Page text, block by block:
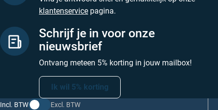
klantenservice pagina.
Schrijf je in voor onze
nieuwsbrief
Ontvang meteen 5% korting in jouw mailbox!
Ik wil 5% korting
Incl. BTW Excl. BTW